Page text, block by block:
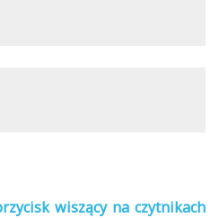
wiszący na czytnikach